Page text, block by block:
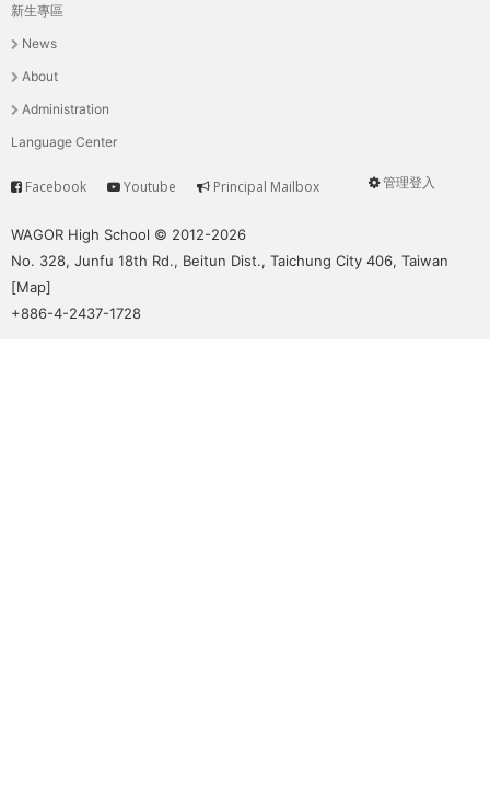
主
選
單
新生專區
News
About
Administration
Language Center
User
管理登入
Service
Facebook Youtube Principal Mailbox
WAGOR High School © 2012-2026
No. 328, Junfu 18th Rd., Beitun Dist., Taichung City 406, Taiwan
[Map]
+886-4-2437-1728